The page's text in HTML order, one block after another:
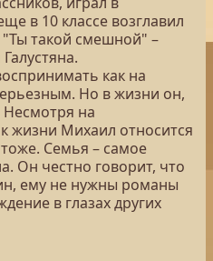
в 10 классе возглавил
такой смешной" –
как на
Но в жизни он,
Несмотря на
жизни Михаил относится
Семья – самое
Он честно говорит, что
ему не нужны романы
в глазах других